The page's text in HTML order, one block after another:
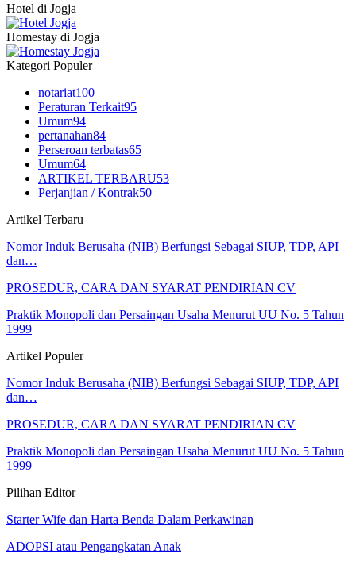
Hotel di Jogja
Homestay di Jogja
Kategori Populer
notariat100
Peraturan Terkait95
Umum94
pertanahan84
Perseroan terbatas65
Umum64
ARTIKEL TERBARU53
Perjanjian / Kontrak50
Artikel Terbaru
Nomor Induk Berusaha (NIB) Berfungsi Sebagai SIUP, TDP, API
dan…
PROSEDUR, CARA DAN SYARAT PENDIRIAN CV
Praktik Monopoli dan Persaingan Usaha Menurut UU No. 5 Tahun
1999
Artikel Populer
Nomor Induk Berusaha (NIB) Berfungsi Sebagai SIUP, TDP, API
dan…
PROSEDUR, CARA DAN SYARAT PENDIRIAN CV
Praktik Monopoli dan Persaingan Usaha Menurut UU No. 5 Tahun
1999
Pilihan Editor
Starter Wife dan Harta Benda Dalam Perkawinan
ADOPSI atau Pengangkatan Anak